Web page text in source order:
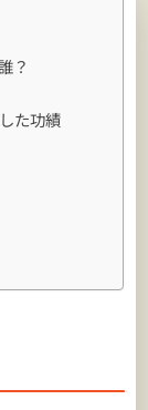
？
た功績